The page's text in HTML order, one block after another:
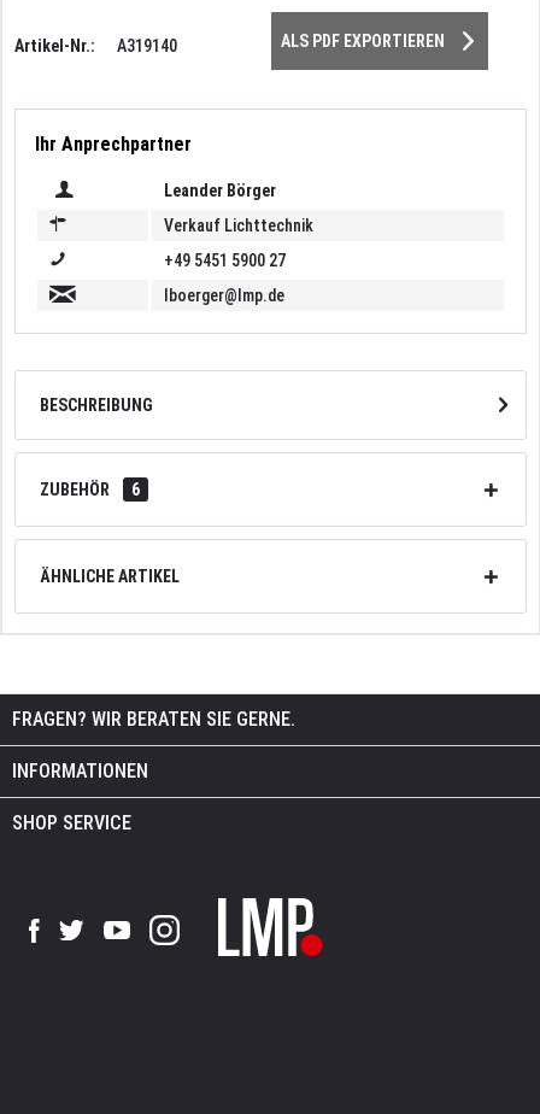
Artikel-Nr.: A319140 ALS PDF EXPORTIEREN
Ihr Anprechpartner
Leander Börger
Verkauf Lichttechnik
+49 5451 5900 27
lboerger@lmp.de
BESCHREIBUNG
ZUBEHÖR 6
ÄHNLICHE ARTIKEL
FRAGEN? WIR BERATEN SIE GERNE.
INFORMATIONEN
SHOP SERVICE